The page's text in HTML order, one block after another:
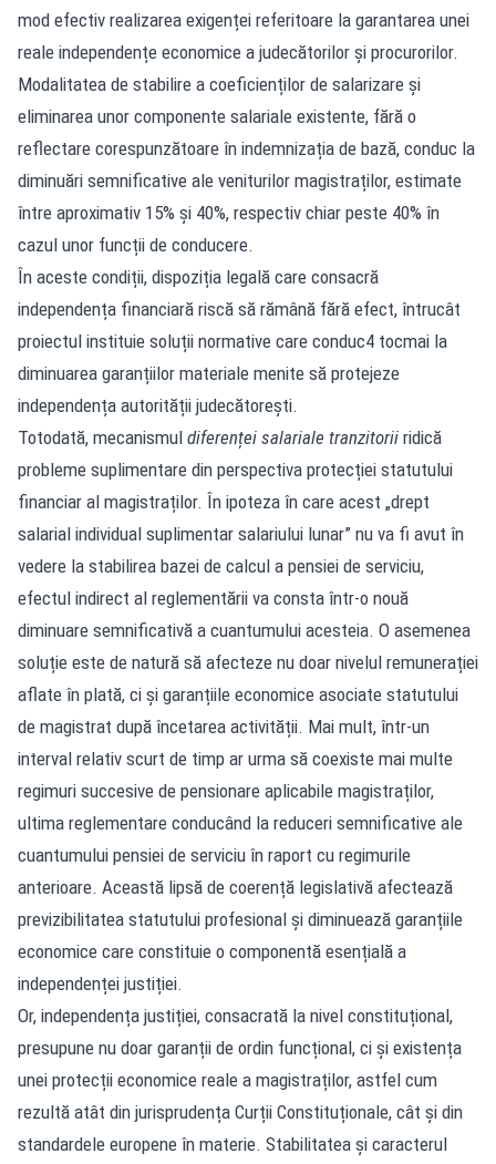
mod efectiv realizarea exigenței referitoare la garantarea unei
reale independențe economice a judecătorilor și procurorilor.
Modalitatea de stabilire a coeficienților de salarizare și
eliminarea unor componente salariale existente, fără o
reflectare corespunzătoare în indemnizația de bază, conduc la
diminuări semnificative ale veniturilor magistraților, estimate
între aproximativ 15% și 40%, respectiv chiar peste 40% în
cazul unor funcții de conducere.
În aceste condiții, dispoziția legală care consacră
independența financiară riscă să rămână fără efect, întrucât
proiectul instituie soluții normative care conduc4 tocmai la
diminuarea garanțiilor materiale menite să protejeze
independența autorității judecătorești.
Totodată, mecanismul diferenței salariale tranzitorii ridică
probleme suplimentare din perspectiva protecției statutului
financiar al magistraților. În ipoteza în care acest „drept
salarial individual suplimentar salariului lunar” nu va fi avut în
vedere la stabilirea bazei de calcul a pensiei de serviciu,
efectul indirect al reglementării va consta într-o nouă
diminuare semnificativă a cuantumului acesteia. O asemenea
soluție este de natură să afecteze nu doar nivelul remunerației
aflate în plată, ci și garanțiile economice asociate statutului
de magistrat după încetarea activității. Mai mult, într-un
interval relativ scurt de timp ar urma să coexiste mai multe
regimuri succesive de pensionare aplicabile magistraților,
ultima reglementare conducând la reduceri semnificative ale
cuantumului pensiei de serviciu în raport cu regimurile
anterioare. Această lipsă de coerență legislativă afectează
previzibilitatea statutului profesional și diminuează garanțiile
economice care constituie o componentă esențială a
independenței justiției.
Or, independența justiției, consacrată la nivel constituțional,
presupune nu doar garanții de ordin funcțional, ci și existența
unei protecții economice reale a magistraților, astfel cum
rezultă atât din jurisprudența Curții Constituționale, cât și din
standardele europene în materie. Stabilitatea și caracterul